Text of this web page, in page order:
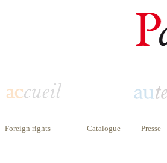
Foreign rights Catalogue Presse